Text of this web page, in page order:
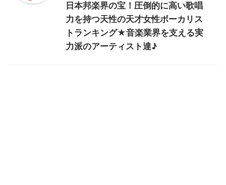
日本邦楽界の宝！圧倒的に高い歌唱
力を持つ天性の天才女性ボーカリス
トランキング★音楽業界を支える実
力派のアーティスト達♪